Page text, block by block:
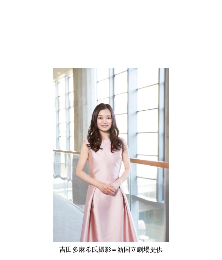
吉田多麻希氏撮影＝新国立劇場提供